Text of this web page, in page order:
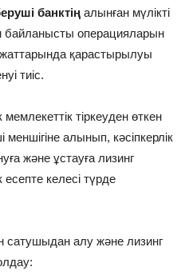
банктің алынған мүлікті
байланысты операцияларын
қарастырылуы
тиіс.
тіркеуден өткен
алынып, кәсіпкерлік
және ұстауға лизинг
келесі түрде
сатушыдан алу және лизинг